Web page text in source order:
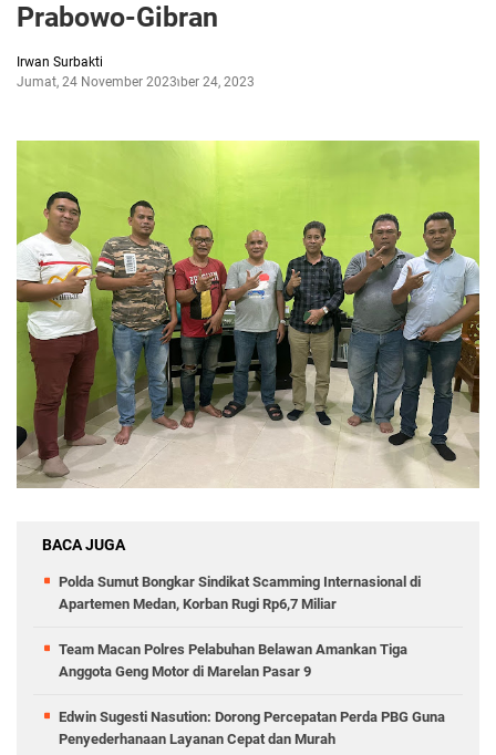
Prabowo-Gibran
Irwan Surbakti
Jumat, 24 November 2023November 24, 2023
BACA JUGA
Polda Sumut Bongkar Sindikat Scamming Internasional di
Apartemen Medan, Korban Rugi Rp6,7 Miliar
Team Macan Polres Pelabuhan Belawan Amankan Tiga
Anggota Geng Motor di Marelan Pasar 9
Edwin Sugesti Nasution: Dorong Percepatan Perda PBG Guna
Penyederhanaan Layanan Cepat dan Murah